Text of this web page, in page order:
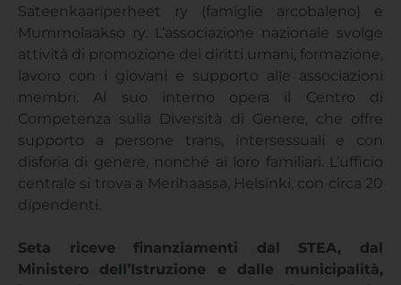
Sateenkaariperheet ry (famiglie arcobaleno) e
Mummolaakso ry. L’associazione nazionale svolge
attività di promozione dei diritti umani, formazione,
lavoro con i giovani e supporto alle associazioni
membri. Al suo interno opera il Centro di
Competenza sulla Diversità di Genere, che offre
supporto a persone trans, intersessuali e con
disforia di genere, nonché ai loro familiari. L’ufficio
centrale si trova a Merihaassa, Helsinki, con circa 20
dipendenti.
Seta riceve finanziamenti dal STEA, dal
Ministero dell’Istruzione e dalle municipalità,